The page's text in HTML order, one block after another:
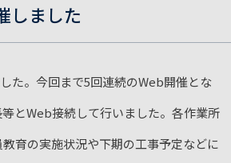
しました
た。今回まで5回連続のWeb開催とな
とWeb接続して行いました。各作業所
育の実施状況や下期の工事予定などに